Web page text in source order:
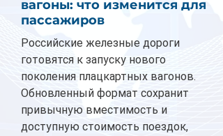
вагоны: что изменится для
пассажиров
Российские железные дороги
готовятся к запуску нового
поколения плацкартных вагонов.
Обновленный формат сохранит
привычную вместимость и
доступную стоимость поездок,